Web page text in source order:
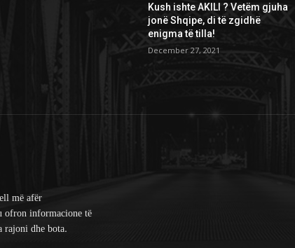
Kush ishte AKILI ? Vetëm gjuha
jonë Shqipe, di të zgidhë
enigma të tilla!
December 27, 2021
më afër
informacione të
rajoni dhe bota.